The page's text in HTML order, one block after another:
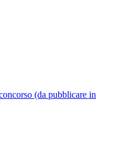
(da pubblicare in